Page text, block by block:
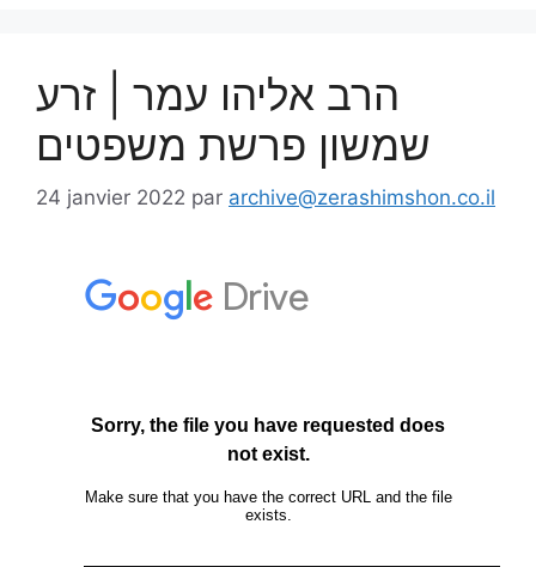
הרב אליהו עמר | זרע
שמשון פרשת משפטים
24 janvier 2022 par archive@zerashimshon.co.il